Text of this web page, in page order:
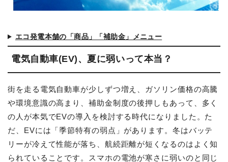
エコ発電本舗の「商品」「補助金」メニュー
電気自動車(EV)、夏に弱いって本当？
街を走る電気自動車が少しずつ増え、ガソリン価格の高騰
や環境意識の高まり、補助金制度の後押しもあって、多く
の人が本気でEVの導入を検討する時代になりました。た
だ、EVには「季節特有の弱点」があります。冬はバッテ
リーが冷えて性能が落ち、航続距離が短くなるのはよく知
られていることです。スマホの電池が寒さに弱いのと同じ